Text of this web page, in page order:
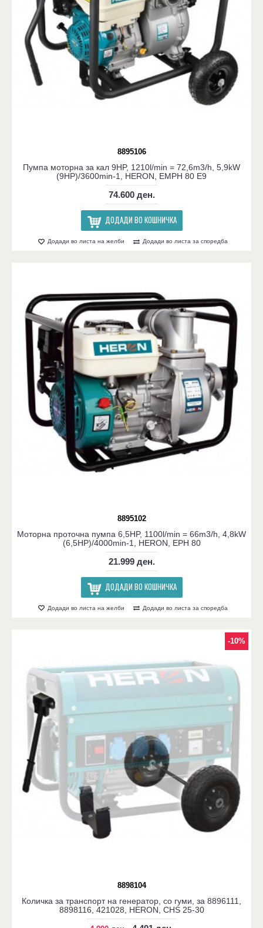
8895106
Пумпа моторна за кал 9HP, 1210l/min = 72,6m3/h, 5,9kW
(9HP)/3600min-1, HERON, EMPH 80 E9
74.600 ден.
ДОДАДИ ВО КОШНИЧКА
Додади во листа на желби Додади во листа за споредба
8895102
Моторна проточна пумпа 6,5HP, 1100l/min = 66m3/h, 4,8kW
(6,5HP)/4000min-1, HERON, EPH 80
21.999 ден.
ДОДАДИ ВО КОШНИЧКА
Додади во листа на желби Додади во листа за споредба
8898104
-10%
Количка за транспорт на генератор, со гуми, за 8896111,
8898116, 421028, HERON, CHS 25-30